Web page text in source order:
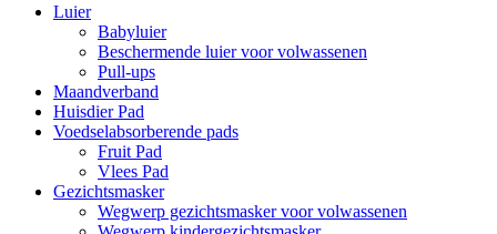
Luier
Babyluier
Beschermende luier voor volwassenen
Pull-ups
Maandverband
Huisdier Pad
Voedselabsorberende pads
Fruit Pad
Vlees Pad
Gezichtsmasker
Wegwerp gezichtsmasker voor volwassenen